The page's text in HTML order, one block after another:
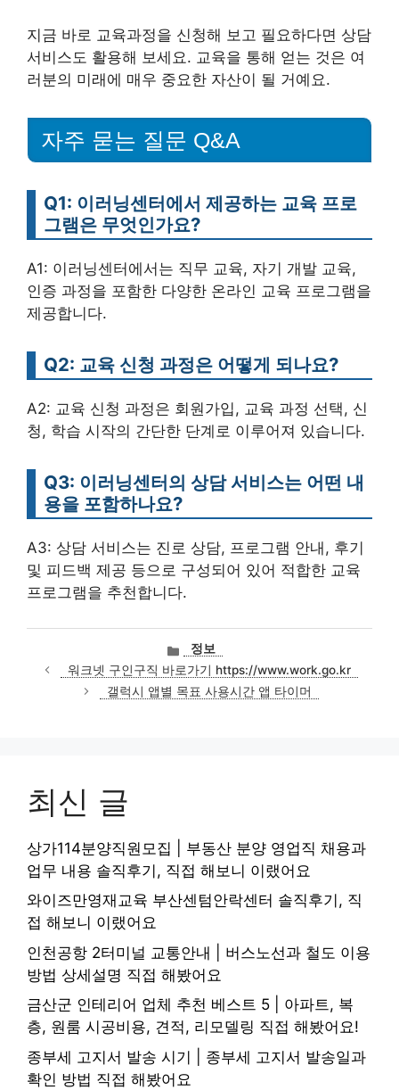
지금 바로 교육과정을 신청해 보고 필요하다면 상담
서비스도 활용해 보세요. 교육을 통해 얻는 것은 여
러분의 미래에 매우 중요한 자산이 될 거예요.
자주 묻는 질문 Q&A
Q1: 이러닝센터에서 제공하는 교육 프로
그램은 무엇인가요?
A1: 이러닝센터에서는 직무 교육, 자기 개발 교육,
인증 과정을 포함한 다양한 온라인 교육 프로그램을
제공합니다.
Q2: 교육 신청 과정은 어떻게 되나요?
A2: 교육 신청 과정은 회원가입, 교육 과정 선택, 신
청, 학습 시작의 간단한 단계로 이루어져 있습니다.
Q3: 이러닝센터의 상담 서비스는 어떤 내
용을 포함하나요?
A3: 상담 서비스는 진로 상담, 프로그램 안내, 후기
및 피드백 제공 등으로 구성되어 있어 적합한 교육
프로그램을 추천합니다.
카
테
고
리
정보
워크넷 구인구직 바로가기 https://www.work.go.kr
갤럭시 앱별 목표 사용시간 앱 타이머
최신 글
상가114분양직원모집 | 부동산 분양 영업직 채용과
업무 내용 솔직후기, 직접 해보니 이랬어요
와이즈만영재교육 부산센텀안락센터 솔직후기, 직
접 해보니 이랬어요
인천공항 2터미널 교통안내 | 버스노선과 철도 이용
방법 상세설명 직접 해봤어요
금산군 인테리어 업체 추천 베스트 5 | 아파트, 복
층, 원룸 시공비용, 견적, 리모델링 직접 해봤어요!
종부세 고지서 발송 시기 | 종부세 고지서 발송일과
확인 방법 직접 해봤어요